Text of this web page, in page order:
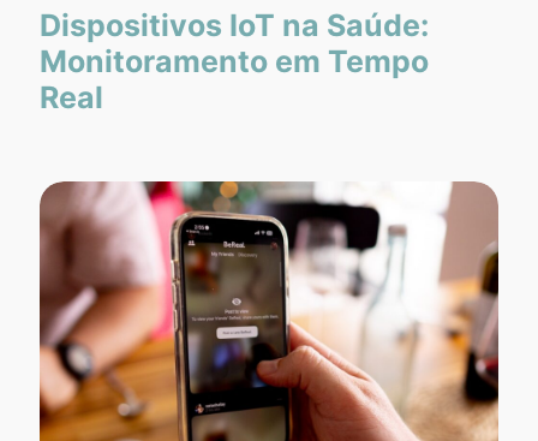
Dispositivos IoT na Saúde:
Monitoramento em Tempo
Real